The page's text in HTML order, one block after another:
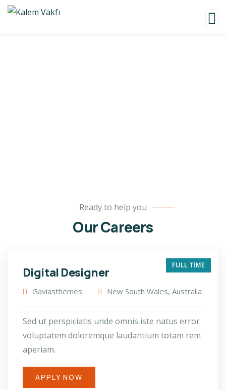
Ready to help you
Our Careers
FULL TIME
Digital Designer
Gaviasthemes New South Wales, Australia
Sed ut perspiciatis unde omnis iste natus error
voluptatem doloremque laudantium totam rem
aperiam.
APPLY NOW